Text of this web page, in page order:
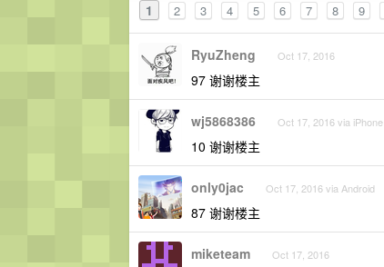
1 2 3 4 5 6 7 8 9
RyuZheng Oct 17, 2016
97 谢谢楼主
wj5868386 Oct 17, 2016 via iPhone
10 谢谢楼主
only0jac Oct 17, 2016 via Android
87 谢谢楼主
miketeam Oct 17, 2016